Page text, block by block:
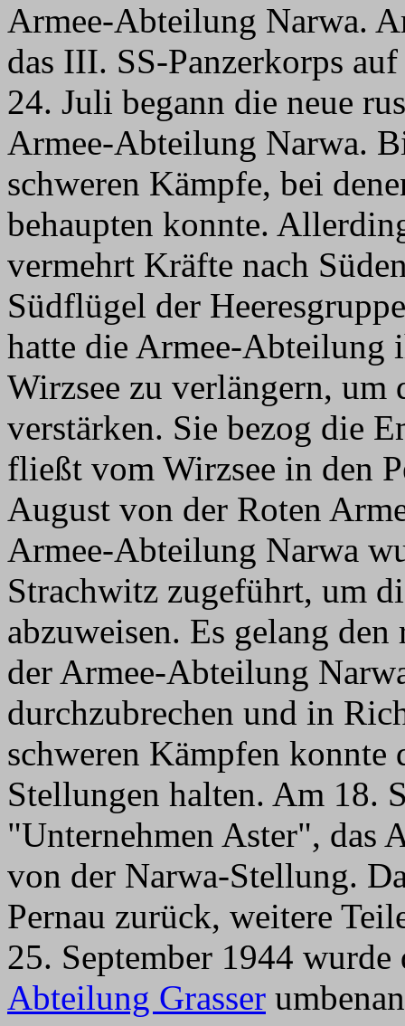
Armee-Abteilung Narwa.
das III. SS-Panzerkorps
24. Juli begann die neue
Armee-Abteilung Narwa.
schweren Kämpfe, bei
behaupten konnte.
vermehrt Kräfte nach
Südflügel der
hatte die Armee-Abteilung
Wirzsee zu verlängern, um
verstärken. Sie bezog die
fließt vom Wirzsee in den
August von der Roten
Armee-Abteilung Narwa
Strachwitz zugeführt, um
abzuweisen. Es gelang
der Armee-Abteilung
durchzubrechen und in
schweren Kämpfen
Stellungen halten. Am 18.
"Unternehmen Aster", das
von der Narwa-Stellung.
Pernau zurück, weitere
25. September 1944
Abteilung Grasser